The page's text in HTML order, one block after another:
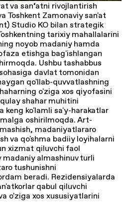
va san‘atni rivojlantirish
Toshkent Zamonaviy san'at
Studio KO bilan strategik
tarixiy mahallalarini
noyob madaniy hamda
etishga bag'ishlangan
Ushbu tashabbus
davlat tomonidan
qo'llab-quvvatlashning
o'ziga xos qiyofasini
shahar muhitini
keng ko'lamli sa'y-harakatlar
oshirilmoqda. Art-
madaniyatlararo
va qo'shma badiiy loyihalarni
xizmat qiluvchi faol
almashinuv turli
tushunishni
beradi. Rezidensiyalarda
qabul qiluvchi
o'ziga xos xususiyatlarini